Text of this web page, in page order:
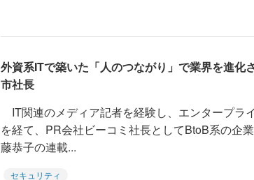
外資系ITで築いた「人のつながり」で業界を進
市社長
IT関連のメディア記者を経験し、エンタープラ
を経て、PR会社ビーコミ社長としてBtoB系の企
藤恭子の連載...
セキュリティ